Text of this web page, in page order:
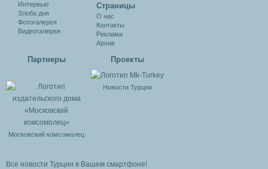
Интервью
Злоба дня
Фотогалерея
Видеогалерея
Cтраницы
О нас
Контакты
Реклама
Архив
Партнеры
Московский комсомолец
Проекты
Новости Турции
Все новости Турции в Вашем смартфоне!